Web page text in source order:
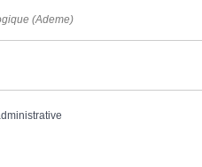
(Ademe)